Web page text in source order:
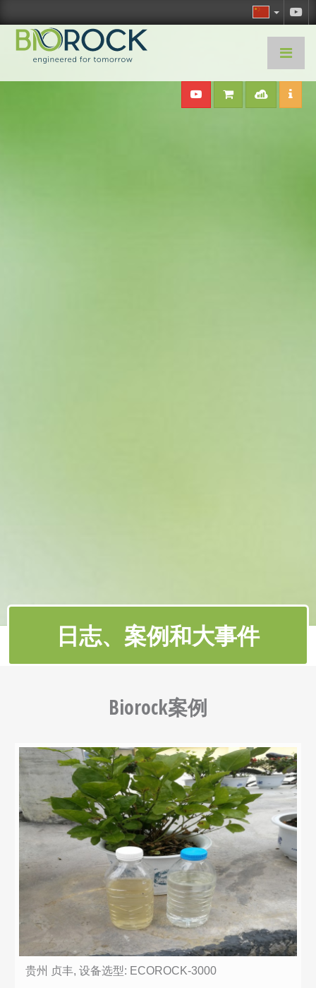
日志、案例和大事件
Biorock案例
贵州 贞丰, 设备选型: ECOROCK-3000